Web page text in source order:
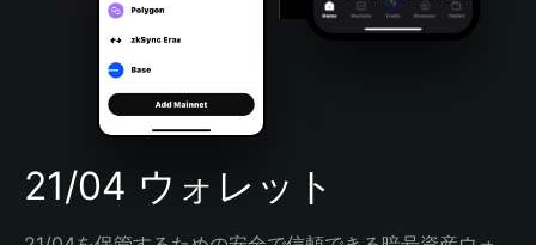
Português (Brasil)
Español (Argentina)
21/04 ウォレット